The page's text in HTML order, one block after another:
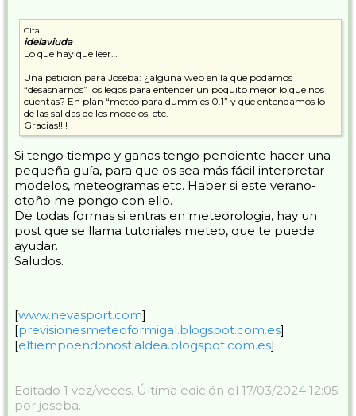
Cita
idelaviuda
Lo que hay que leer…
Una petición para Joseba: ¿alguna web en la que podamos
“desasnarnos” los legos para entender un poquito mejor lo que nos
cuentas? En plan “meteo para dummies 0.1” y que entendamos lo
de las salidas de los modelos, etc.
Gracias!!!!
Si tengo tiempo y ganas tengo pendiente hacer una
pequeña guía, para que os sea más fácil interpretar
modelos, meteogramas etc. Haber si este verano-
otoño me pongo con ello.
De todas formas si entras en meteorologia, hay un
post que se llama tutoriales meteo, que te puede
ayudar.
Saludos.
[www.nevasport.com]
[previsionesmeteoformigal.blogspot.com.es]
[eltiempoendonostialdea.blogspot.com.es]
Editado 1 vez/veces. Última edición el 17/03/2024 12:05
por joseba.